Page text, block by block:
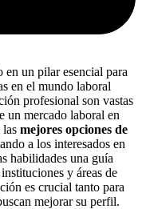
un pilar esencial para
en el mundo laboral
profesional son vastas
un mercado laboral en
las mejores opciones de
a los interesados en
habilidades una guía
y áreas de
es crucial tanto para
mejorar su perfil.